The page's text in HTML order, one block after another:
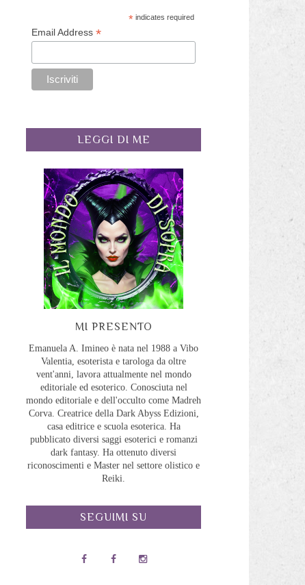
* indicates required
Email Address *
LEGGI DI ME
MI PRESENTO
Emanuela A. Imineo è nata nel 1988 a Vibo
Valentia, esoterista e tarologa da oltre
vent'anni, lavora attualmente nel mondo
editoriale ed esoterico. Conosciuta nel
mondo editoriale e dell'occulto come Madreh
Corva. Creatrice della Dark Abyss Edizioni,
casa editrice e scuola esoterica. Ha
pubblicato diversi saggi esoterici e romanzi
dark fantasy. Ha ottenuto diversi
riconoscimenti e Master nel settore olistico e
Reiki.
SEGUIMI SU